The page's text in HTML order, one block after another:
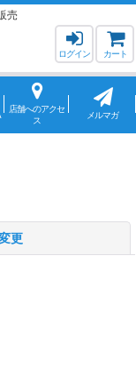
売
ログイン カート
店舗へのアクセ
ス
メルマガ
更